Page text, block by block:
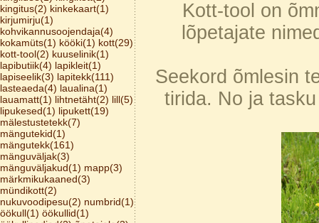
kingitus(2) kinkekaart(1)
kirjumirju(1)
kohvikannusoojendaja(4)
kokamüts(1) kööki(1) kott(29)
kott-tool(2) kuuselinik(1)
lapibutiik(4) lapikleit(1)
lapiseelik(3) lapitekk(111)
lasteaeda(4) laualina(1)
lauamatt(1) lihtnetäht(2) lill(5)
lipukesed(1) lipukett(19)
mälestustetekk(7)
mängutekid(1)
mängutekk(161)
mänguväljak(3)
mänguväljakud(1) mapp(3)
märkmikukaaned(3)
mündikott(2)
nukuvoodipesu(2) numbrid(1)
öökull(1) öökullid(1)
Kott-tool on
lõpetajate
Seekord õmlesin
tirida. No ja